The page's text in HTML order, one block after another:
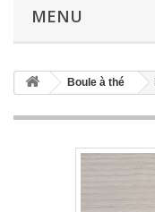
MENU
Boule à thé